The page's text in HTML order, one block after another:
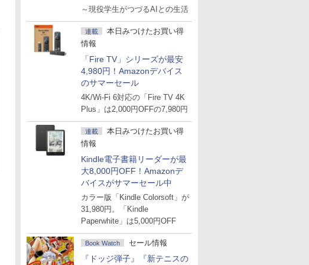
に出会った話
～現役学生がつづるAIとの生活
連載
本日みつけたお買い得
情報
「Fire TV」シリーズが最安
4,980円！Amazonデバイス
のサマーセール
4K/Wi-Fi 6対応の「Fire TV 4K
Plus」は2,000円OFFの7,980円
連載
本日みつけたお買い得
情報
Kindle電子書籍リーダーが最
大8,000円OFF！Amazonデ
バイスがサマーセール中
カラー版「Kindle Colorsoft」が
31,980円。「Kindle
Paperwhite」は5,000円OFF
Book Watch セール情報
『ドッジ弾子』『新テニスの